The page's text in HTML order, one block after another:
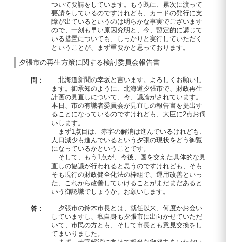
ついて要請をしています。もう既に、累次に渡って
要請をしているのですけれども、カードの発行に支
障が出ているというのは明らかな事実でございます
ので、一刻も早い原因究明と、今、暫定的に講じて
いる措置についても、しっかりと実行していただく
ということが、まず重要かと思っております。
夕張市の再生方策に関する検討委員会報告書
問：
北海道新聞の幸坂と言います。よろしくお願いし
ます。御承知のように、北海道夕張市で、財政再生
計画の見直しについて、今、議論がされています。
本日、市の有識者委員会が見直しの報告書を提出す
ることになっているのですけれども、大臣に2点お伺
いします。
まず1点目は、赤字の解消は進んでいるけれども、
人口減少も進んでいるという夕張の現状をどう御覧
になっているかということです。
そして、もう1点が、今後、国を交えた具体的な見
直しの協議が行われると思うのですけれども、そも
そも現行の財政健全化法の枠組で、運用改善といっ
た、これから改善していけることがまだまだあると
いう御認識でしょうか。お願いします。
答：
夕張市の鈴木市長とは、就任以来、何度かお会い
していますし、私自身も夕張市に出向かせていただ
いて、市民の方とも、そして市長とも意見交換をし
てまいりました。